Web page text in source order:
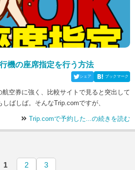
機の座席指定を行う方法
シェア ブックマーク
航空券に強く、比較サイトで見ると突出して
ばしば。そんなTrip.comですが、
Trip.comで予約した...の続きを読む
1 2 3